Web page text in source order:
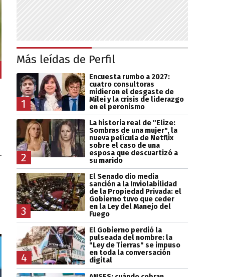
Más leídas de Perfil
1
Encuesta rumbo a 2027:
cuatro consultoras
midieron el desgaste de
Milei y la crisis de liderazgo
en el peronismo
2
La historia real de "Elize:
Sombras de una mujer", la
nueva película de Netflix
sobre el caso de una
esposa que descuartizó a
su marido
3
El Senado dio media
sanción a la Inviolabilidad
de la Propiedad Privada: el
Gobierno tuvo que ceder
en la Ley del Manejo del
Fuego
4
El Gobierno perdió la
pulseada del nombre: la
"Ley de Tierras" se impuso
en toda la conversación
digital